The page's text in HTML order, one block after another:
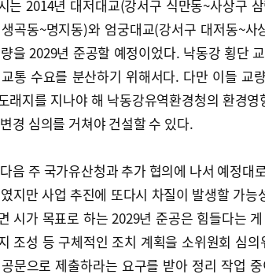
는 2014년 대저대교(강서구 식만동~사상구
곡동~명지동)와 엄궁대교(강서구 대저동~
을 2029년 준공할 예정이었다. 낙동강 횡단
통 수요를 분산하기 위해서다. 다만 이들 교
래지를 지나야 해 낙동강유역환경청의 환경
경 심의를 거쳐야 건설할 수 있다.
음 주 국가유산청과 추가 협의에 나서 예정대
지만 사업 추진에 또다시 차질이 발생할 가
시가 목표로 하는 2029년 준공은 힘들다는
조성 등 구체적인 조치 계획을 소위원회 심
문으로 제출하라는 요구를 받아 정리 작업